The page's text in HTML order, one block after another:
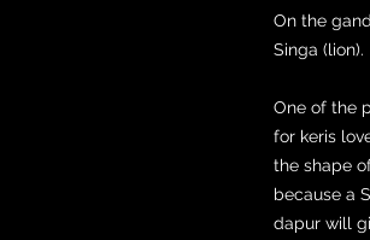
On the
Singa (lion).
One of the
for keris
the shape
because a
dapur will